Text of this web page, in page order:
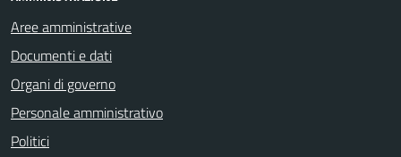
Aree amministrative
Documenti e dati
Organi di governo
Personale amministrativo
Politici